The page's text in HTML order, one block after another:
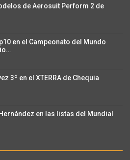
de Aerosuit Perform 2 de
en el Campeonato del Mundo
3º en el XTERRA de Chequia
en las listas del Mundial